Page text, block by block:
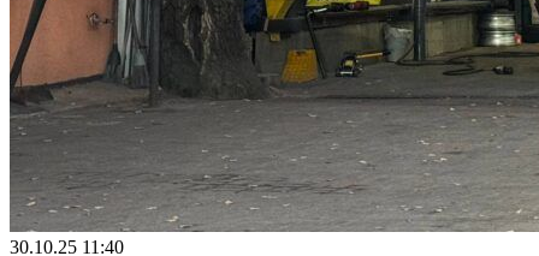
30.10.25 11:40